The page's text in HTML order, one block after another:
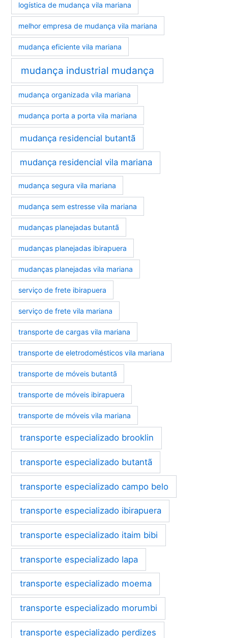
logística de mudança vila mariana
melhor empresa de mudança vila mariana
mudança eficiente vila mariana
mudança industrial mudança
mudança organizada vila mariana
mudança porta a porta vila mariana
mudança residencial butantã
mudança residencial vila mariana
mudança segura vila mariana
mudança sem estresse vila mariana
mudanças planejadas butantã
mudanças planejadas ibirapuera
mudanças planejadas vila mariana
serviço de frete ibirapuera
serviço de frete vila mariana
transporte de cargas vila mariana
transporte de eletrodomésticos vila mariana
transporte de móveis butantã
transporte de móveis ibirapuera
transporte de móveis vila mariana
transporte especializado brooklin
transporte especializado butantã
transporte especializado campo belo
transporte especializado ibirapuera
transporte especializado itaim bibi
transporte especializado lapa
transporte especializado moema
transporte especializado morumbi
transporte especializado perdizes